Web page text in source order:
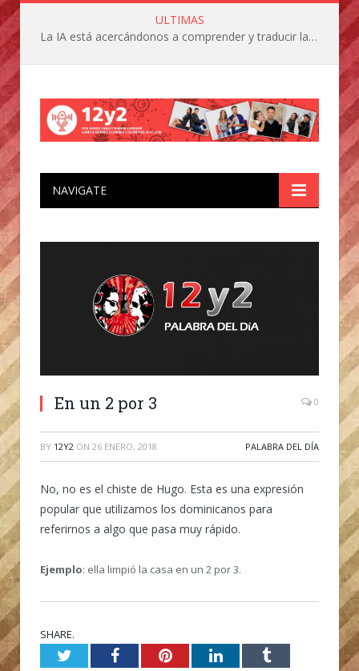
ULTIMAS
La IA está acercándonos a comprender y traducir las vocalizaciones y comportamientos de nuestras mascotas
NAVIGATE
En un 2 por 3 0
BY 12Y2 ON 26 ENERO, 2018 PALABRA DEL DÍA
No, no es el chiste de Hugo. Esta es una expresión
popular que utilizamos los dominicanos para
referirnos a algo que pasa muy rápido.
Ejemplo: ella limpió la casa en un 2 por 3.
SHARE.
TwitterFacebookPinterestLinkedInTumblr